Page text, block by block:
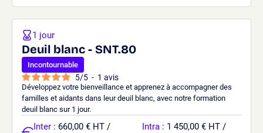
Deuil blanc - SNT.80
Incontournable
5/5 - 1 avis
Développez votre bienveillance et apprenez à accompagner des
familles et aidants dans leur deuil blanc, avec notre formation
deuil blanc sur 1 jour.
1 jour
Inter : 660,00 € HT /
Intra : 1 450,00 € HT /